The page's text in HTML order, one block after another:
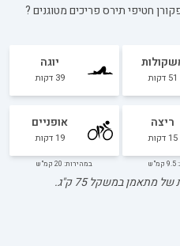
חטיפי תירס פריכים מטוגנים?
51 דקות
יוגה
39 דקות
ריצה
15 דקות
אופניים
19 דקות
במהירות: 20 קמ"ש
של מתאמן במשקל75ק"ג.